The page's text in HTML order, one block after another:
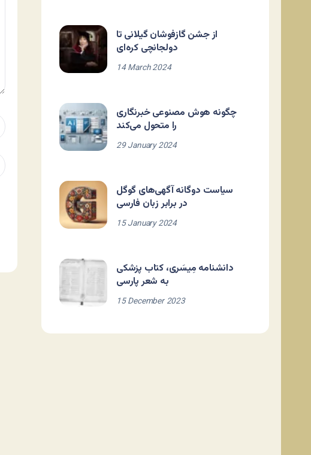
از جشن گازفوشان گیلانی تا
دولجانچی کره‌ای
14 March 2024
چگونه هوش مصنوعی خبرنگاری
را متحول می‌کند
29 January 2024
سیاست دوگانه آگهی‌های گوگل
در برابر زبان فارسی
15 January 2024
دانشنامه مِیسَری، کتاب پزشکی
به شعر پارسی
15 December 2023